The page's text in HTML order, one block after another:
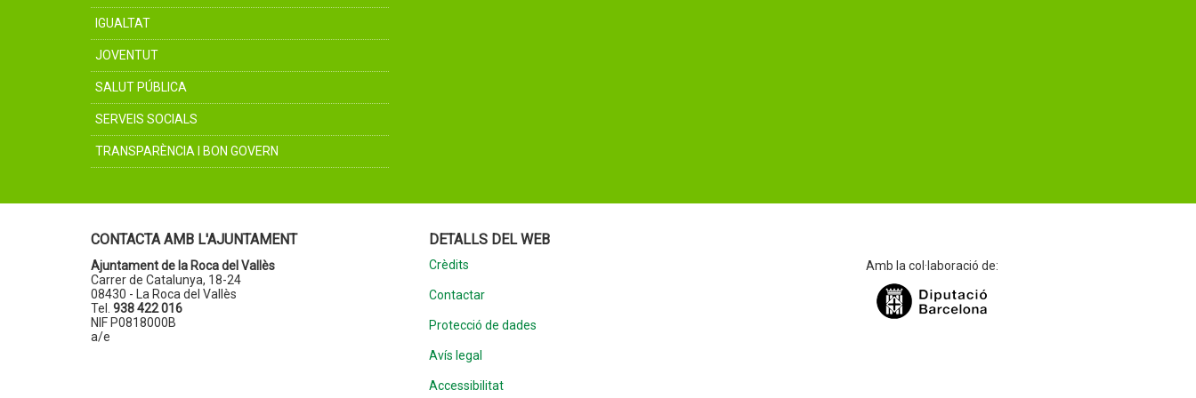
IGUALTAT
JOVENTUT
SALUT PÚBLICA
SERVEIS SOCIALS
TRANSPARÈNCIA I BON GOVERN
CONTACTA AMB L'AJUNTAMENT
Ajuntament de la Roca del Vallès
Carrer de Catalunya, 18-24
08430 - La Roca del Vallès
Tel. 938 422 016
NIF P0818000B
a/e
DETALLS DEL WEB
Crèdits
Contactar
Protecció de dades
Avís legal
Accessibilitat
Amb la col·laboració de: